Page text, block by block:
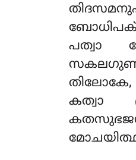
പത്വാ
തിലോകേ,
കത്വാ